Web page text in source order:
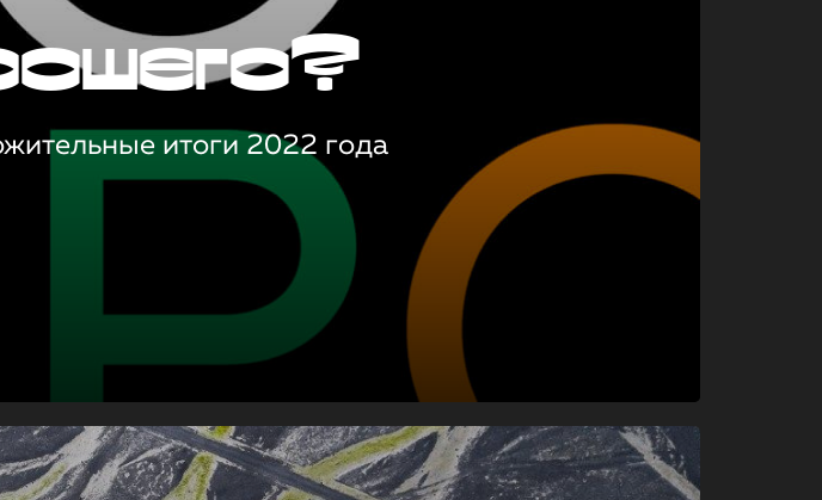
итоги 2022 года